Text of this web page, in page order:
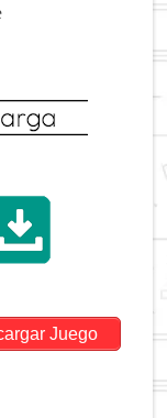
Juego